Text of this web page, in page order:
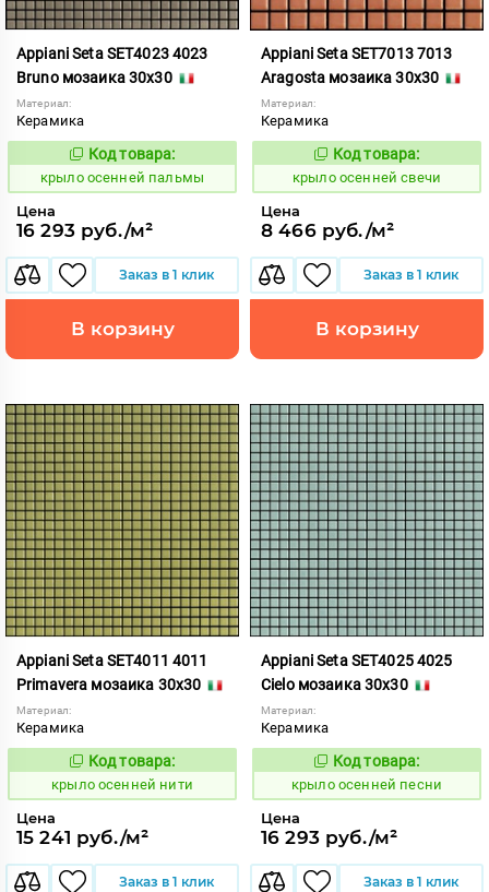
Appiani Seta SET4023 4023
Bruno мозаика 30x30
Материал:
Керамика
836567
Код товара:
крыло осенней пальмы
Цена
16 293 руб./м²
Заказ в 1 клик
В корзину
Appiani Seta SET7013 7013
Aragosta мозаика 30x30
Материал:
Керамика
836584
Код товара:
крыло осенней свечи
Цена
8 466 руб./м²
Заказ в 1 клик
В корзину
Appiani Seta SET4011 4011
Primavera мозаика 30x30
Материал:
Керамика
836560
Код товара:
крыло осенней нити
Цена
15 241 руб./м²
Заказ в 1 клик
Appiani Seta SET4025 4025
Cielo мозаика 30x30
Материал:
Керамика
836569
Код товара:
крыло осенней песни
Цена
16 293 руб./м²
Заказ в 1 клик